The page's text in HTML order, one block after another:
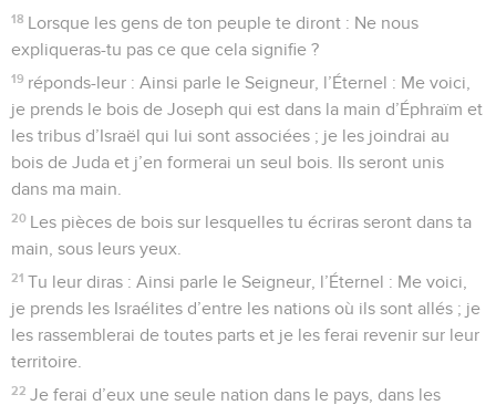
18 Lorsque les gens de ton peuple te diront : Ne nous
expliqueras-tu pas ce que cela signifie ?
19 réponds-leur : Ainsi parle le Seigneur, l’Éternel : Me voici,
je prends le bois de Joseph qui est dans la main d’Éphraïm et
les tribus d’Israël qui lui sont associées ; je les joindrai au
bois de Juda et j’en formerai un seul bois. Ils seront unis
dans ma main.
20 Les pièces de bois sur lesquelles tu écriras seront dans ta
main, sous leurs yeux.
21 Tu leur diras : Ainsi parle le Seigneur, l’Éternel : Me voici,
je prends les Israélites d’entre les nations où ils sont allés ; je
les rassemblerai de toutes parts et je les ferai revenir sur leur
territoire.
22 Je ferai d’eux une seule nation dans le pays, dans les